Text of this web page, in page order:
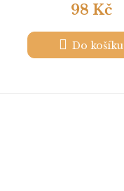
98 Kč
Do košíku